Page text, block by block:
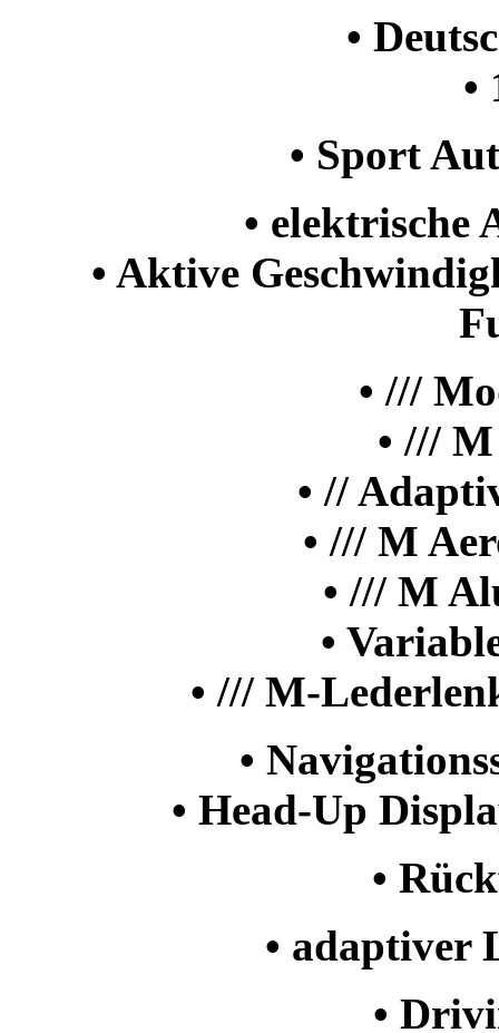
•
•
• Sport
• elektrische
• Aktive
• ///
• ///
• //
• /// M
• /// M
•
• /// M-
•
• Head-Up
•
• adaptiver
•